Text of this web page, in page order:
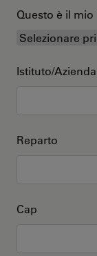
Questo è il
Istituto/Azienda
Reparto
Cap